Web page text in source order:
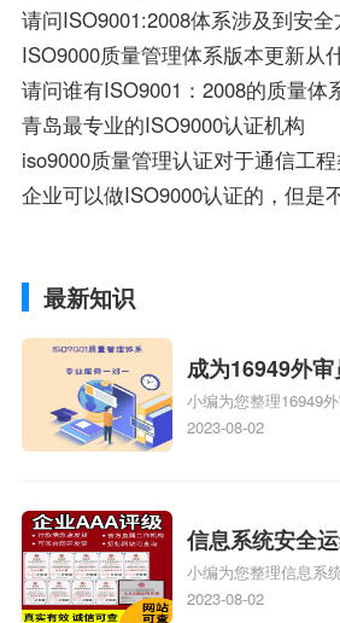
请问谁有ISO9001：2008的质量体
青岛最专业的ISO9000认证机构
最新知识
成为16949外
16949
小编为您整理16949
能成为注册的
2023-08-02
信息系统安全
级费用，信息
务资质二级
小编为您整理信息系
证证书机构有哪些、
2023-08-02